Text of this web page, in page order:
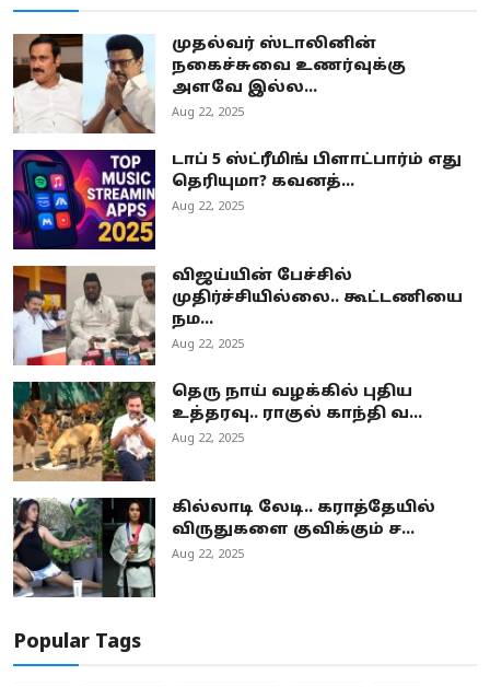
முதல்வர் ஸ்டாலினின்
நகைச்சுவை உணர்வுக்கு
அளவே இல்ல...
Aug 22, 2025
டாப் 5 ஸ்ட்ரீமிங் பிளாட்பார்ம் எது
தெரியுமா? கவனத்...
Aug 22, 2025
விஜய்யின் பேச்சில்
முதிர்ச்சியில்லை.. கூட்டணியை
நம...
Aug 22, 2025
தெரு நாய் வழக்கில் புதிய
உத்தரவு.. ராகுல் காந்தி வ...
Aug 22, 2025
கில்லாடி லேடி.. கராத்தேயில்
விருதுகளை குவிக்கும் ச...
Aug 22, 2025
Popular Tags